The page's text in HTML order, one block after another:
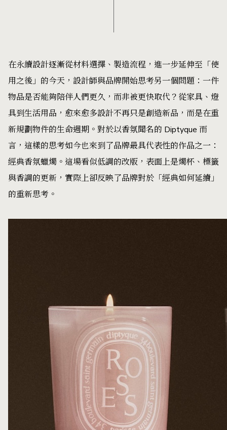
在永續設計逐漸從材料選擇、製造流程，進一步延伸至「使
用之後」的今天，設計師與品牌開始思考另一個問題：一件
物品是否能夠陪伴人們更久，而非被更快取代？從家具、燈
具到生活用品，愈來愈多設計不再只是創造新品，而是在重
新規劃物件的生命週期。對於以香氛聞名的 Diptyque 而
言，這樣的思考如今也來到了品牌最具代表性的作品之一：
經典香氛蠟燭。這場看似低調的改版，表面上是燭杯、標籤
與香調的更新，實際上卻反映了品牌對於「經典如何延續」
的重新思考。